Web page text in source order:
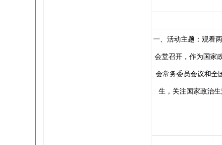
一、活动主题：观看
会堂召开，作为国家
会常务委员会议和全
生，关注国家政治